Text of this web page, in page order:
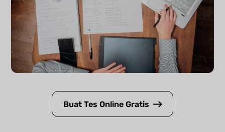
Buat Tes Online Gratis